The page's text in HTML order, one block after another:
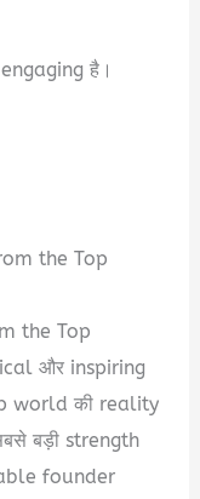
है।
the Top
the Top
और inspiring
world की reality
बड़ी strength
founder